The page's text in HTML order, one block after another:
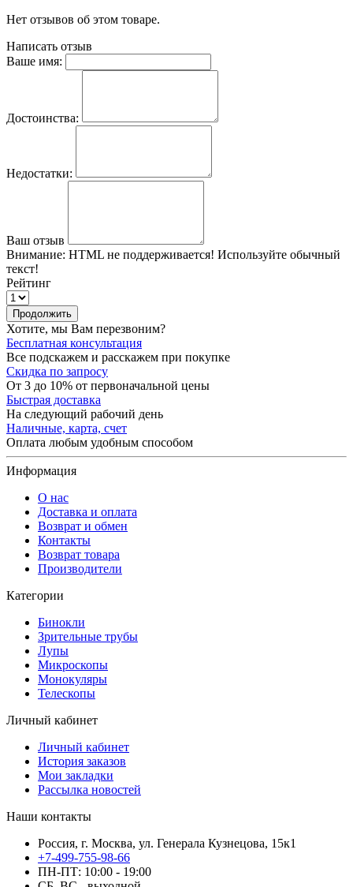
Нет отзывов об этом товаре.
Написать отзыв
Ваше имя:
Достоинства:
Недостатки:
Ваш отзыв
Внимание: HTML не поддерживается! Используйте обычный
текст!
Рейтинг
Продолжить
Хотите, мы Вам перезвоним?
Бесплатная консультация
Все подскажем и расскажем при покупке
Скидка по запросу
От 3 до 10% от первоначальной цены
Быстрая доставка
На следующий рабочий день
Наличные, карта, счет
Оплата любым удобным способом
Информация
О нас
Доставка и оплата
Возврат и обмен
Контакты
Возврат товара
Производители
Категории
Бинокли
Зрительные трубы
Лупы
Микроскопы
Монокуляры
Телескопы
Личный кабинет
Личный кабинет
История заказов
Мои закладки
Рассылка новостей
Наши контакты
Россия, г. Москва, ул. Генерала Кузнецова, 15к1
+7-499-755-98-66
ПН-ПТ: 10:00 - 19:00